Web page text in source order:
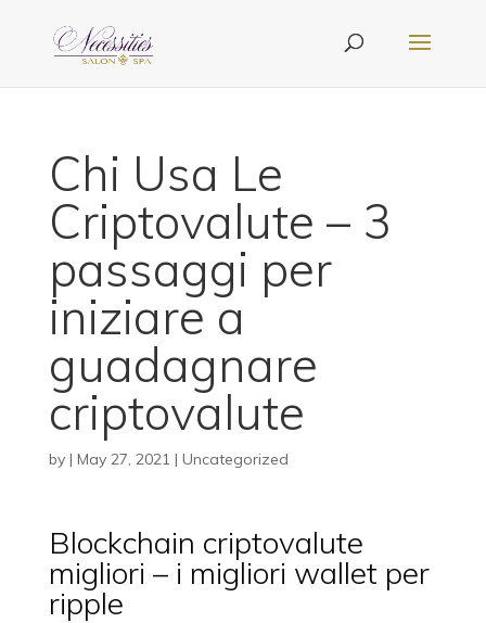
Chi Usa Le
Criptovalute – 3
passaggi per
iniziare a
guadagnare
criptovalute
by | May 27, 2021| Uncategorized
Blockchain criptovalute
migliori – i migliori wallet per
ripple